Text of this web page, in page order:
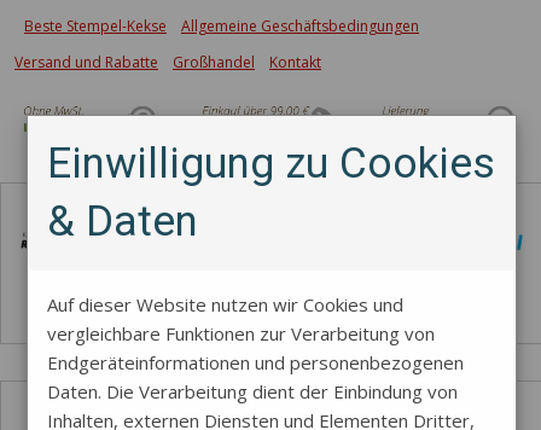
Beste Stempel-Kekse
Allgemeine Geschäftsbedingungen
Versand und Rabatte
Großhandel Kontakt
Einwilligung zu Cookies
& Daten
Auf dieser Website nutzen wir Cookies und
vergleichbare Funktionen zur Verarbeitung von
Endgeräteinformationen und personenbezogenen
Daten. Die Verarbeitung dient der Einbindung von
Inhalten, externen Diensten und Elementen Dritter,